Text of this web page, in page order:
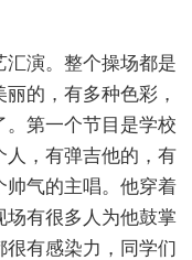
汇演。整个操场都是
的，有多种色彩，
第一个节目是学校
人，有弹吉他的，有
帅气的主唱。他穿着
场有很多人为他鼓掌
很有感染力，同学们